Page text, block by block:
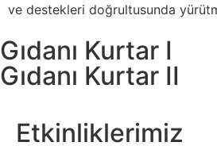
ve destekleri doğrultusunda
Gıdanı Kurtar I
Gıdanı Kurtar II
Etkinliklerimiz